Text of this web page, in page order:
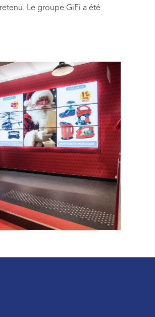
Le groupe GiFi a été